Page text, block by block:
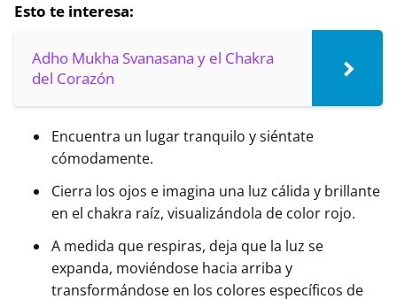
Esto te interesa:
Adho Mukha Svanasana y el Chakra
del Corazón
Encuentra un lugar tranquilo y siéntate
cómodamente.
Cierra los ojos e imagina una luz cálida y brillante
en el chakra raíz, visualizándola de color rojo.
A medida que respiras, deja que la luz se
expanda, moviéndose hacia arriba y
transformándose en los colores específicos de